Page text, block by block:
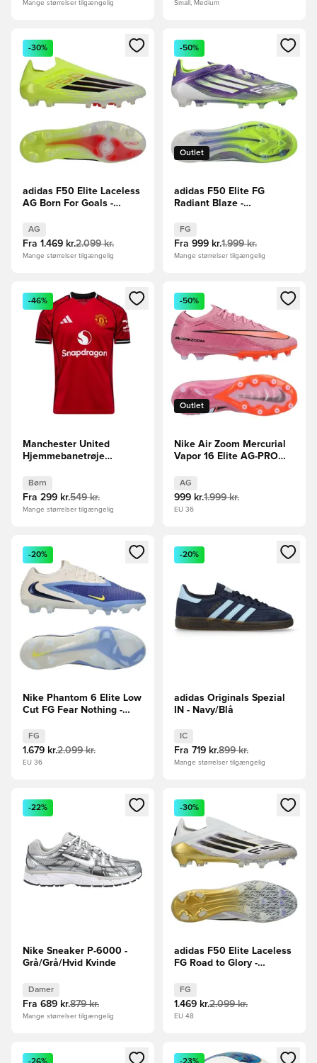
Mange størrelser tilgængelig Small, Medium
Åbner en Modal til at logge ind eller tilmelde dig som
-30%
adidas F50 Elite Laceless
AG Born For Goals -
AG
Fra 1.469 kr.2.099 kr.
Mange størrelser tilgængelig
Åbner en Modal til at logge
Outlet
-50%
adidas F50 Elite FG
Radiant Blaze -
FG
Fra 999 kr.1.999 kr.
Mange størrelser tilgængelig
Åbner en Modal til at logge ind eller tilmelde dig som
-46%
Manchester United
Hjemmebanetrøje
Børn
Fra 299 kr.549 kr.
Mange størrelser tilgængelig
Åbner en Modal til at logge
Outlet
-50%
Nike Air Zoom Mercurial
Vapor 16 Elite AG-PRO
Pink/Sort/Orange
AG
999 kr.1.999 kr.
EU 36
Åbner en Modal til at logge ind eller tilmelde dig som
-20%
Nike Phantom 6 Elite Low
Cut FG Fear Nothing -
FG
1.679 kr.2.099 kr.
EU 36
Åbner en Modal til at logge
-20%
adidas Originals Spezial
IN - Navy/Blå
IC
Fra 719 kr.899 kr.
Mange størrelser tilgængelig
Åbner en Modal til at logge ind eller tilmelde dig som
-22%
Nike Sneaker P-6000 -
Grå/Grå/Hvid Kvinde
Damer
Fra 689 kr.879 kr.
Mange størrelser tilgængelig
Åbner en Modal til at logge
-30%
adidas F50 Elite Laceless
FG Road to Glory -
FG
1.469 kr.2.099 kr.
EU 48
Åbner en Modal til at logge ind eller tilmelde dig som
-26%
Åbner en Modal til at logge
-23%